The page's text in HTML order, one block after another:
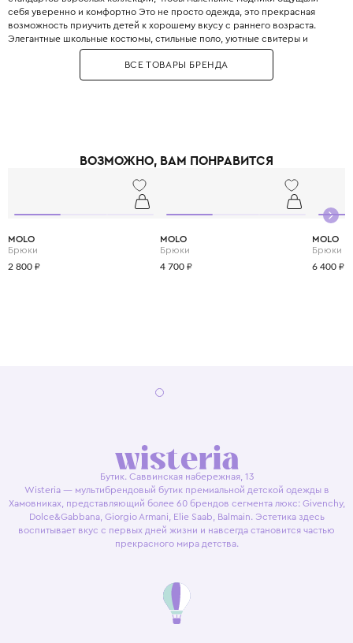
себя уверенно и комфортно Это не просто одежда, это прекрасная
возможность приучить детей к хорошему вкусу с раннего возраста.
Элегантные школьные костюмы, стильные поло, уютные свитеры и
практичные пуховики. Каждая деталь одежды Boss продумана до
мелочей, чтобы обеспечить не только стильный внешний вид, но и
максимальный комфорт.
ВСЕ ТОВАРЫ БРЕНДА
ВОЗМОЖНО, ВАМ ПОНРАВИТСЯ
MOLO
Брюки
2 800 ₽
MOLO
Брюки
4 700 ₽
MOLO
Брюки
6 400 ₽
Бутик. Саввинская набережная, 13
Wisteria — мультибрендовый бутик премиальной детской одежды в
Хамовниках, представляющий более 60 брендов сегмента люкс: Givenchy,
Dolce&Gabbana, Giorgio Armani, Elie Saab, Balmain. Эстетика здесь
воспитывает вкус с первых дней жизни и навсегда становится частью
прекрасного мира детства.